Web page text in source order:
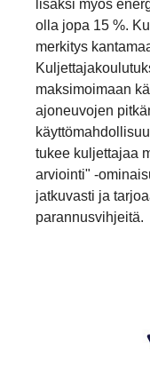
lisäksi myös
olla jopa 15 %.
merkitys
maksimoimaan
ajoneuvojen
tukee kuljettajaa
arviointi" -
jatkuvasti ja
parannusvihjeitä.